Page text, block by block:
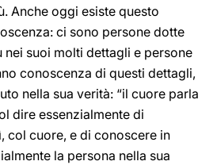
Anche oggi esiste questo
ci sono persone dotte
nei suoi molti dettagli e persone
conoscenza di questi dettagli,
nella sua verità: “il cuore parla
dire essenzialmente di
col cuore, e di conoscere in
la persona nella sua